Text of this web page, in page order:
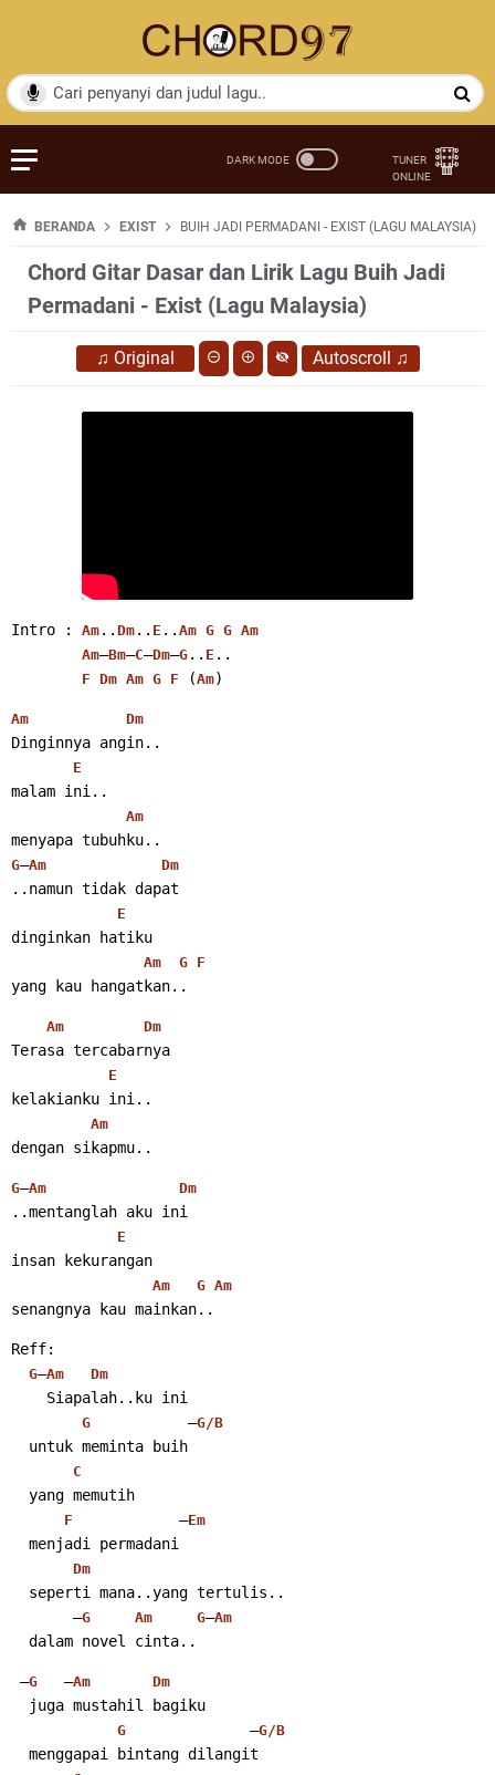
BERANDA EXIST BUIH JADI PERMADANI - EXIST (LAGU MALAYSIA)
Chord Gitar Dasar dan Lirik Lagu Buih Jadi
Permadani - Exist (Lagu Malaysia)
♫ Original Autoscroll ♫
Intro : Am .. Dm .. E .. Am G G Am
Am–Bm–C–Dm–G .. E ..
F Dm Am G F (Am)
Am Dm
Dinginnya angin..
E
malam ini..
Am
menyapa tubuhku..
G–Am Dm
..namun tidak dapat
E
dinginkan hatiku
Am G F
yang kau hangatkan..
Am Dm
Terasa tercabarnya
E
kelakianku ini..
Am
dengan sikapmu..
G–Am Dm
..mentanglah aku ini
E
insan kekurangan
Am G Am
senangnya kau mainkan..
Reff:
G–Am Dm
    Siapalah..ku ini
G
           –
G/B
  untuk meminta buih
C
  yang memutih
F
            –
Em
  menjadi permadani
Dm
  seperti mana..yang tertulis..
       –
G Am G–Am
  dalam novel cinta..
–G
   –
Am Dm
  juga mustahil bagiku
G
              –
G/B
  menggapai bintang dilangit